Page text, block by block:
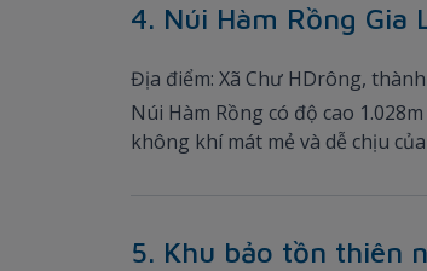
4. Núi Hàm Rồng Gia
Địa điểm: Xã Chư HDrông,
Núi Hàm Rồng có độ cao
không khí mát mẻ và dễ chịu
5. Khu bảo tồn thiên